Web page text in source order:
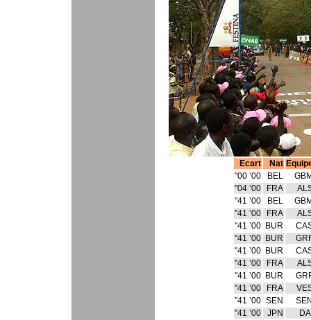
Nat
Ecart
BEL
00’ 00"
FRA
00’ 04"
BEL
00’ 41"
FRA
00’ 41"
BUR
00’ 41"
BUR
00’ 41"
BUR
00’ 41"
FRA
00’ 41"
BUR
00’ 41"
FRA
00’ 41"
SEN
00’ 41"
JPN
00’ 41"